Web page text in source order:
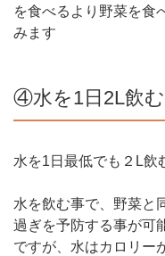
を食べるより野菜を食
みます
④水を1日2L飲む
水を1日最低でも２L飲
水を飲む事で、野菜と
過ぎを予防する事が可
ですが、水はカロリー